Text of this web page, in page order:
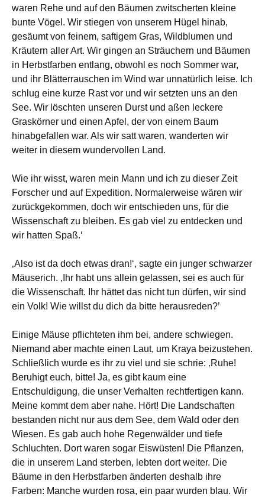
waren Rehe und auf den Bäumen zwitscherten kleine
bunte Vögel. Wir stiegen von unserem Hügel hinab,
gesäumt von feinem, saftigem Gras, Wildblumen und
Kräutern aller Art. Wir gingen an Sträuchern und Bäumen
in Herbstfarben entlang, obwohl es noch Sommer war,
und ihr Blätterrauschen im Wind war unnatürlich leise. Ich
schlug eine kurze Rast vor und wir setzten uns an den
See. Wir löschten unseren Durst und aßen leckere
Graskörner und einen Apfel, der von einem Baum
hinabgefallen war. Als wir satt waren, wanderten wir
weiter in diesem wundervollen Land.
Wie ihr wisst, waren mein Mann und ich zu dieser Zeit
Forscher und auf Expedition. Normalerweise wären wir
zurückgekommen, doch wir entschieden uns, für die
Wissenschaft zu bleiben. Es gab viel zu entdecken und
wir hatten Spaß.‘
‚Also ist da doch etwas dran!‘, sagte ein junger schwarzer
Mäuserich. ‚Ihr habt uns allein gelassen, sei es auch für
die Wissenschaft. Ihr hättet das nicht tun dürfen, wir sind
ein Volk! Wie willst du dich da bitte herausreden?’
Einige Mäuse pflichteten ihm bei, andere schwiegen.
Niemand aber machte einen Laut, um Kraya beizustehen.
Schließlich wurde es ihr zu viel und sie schrie: ‚Ruhe!
Beruhigt euch, bitte! Ja, es gibt kaum eine
Entschuldigung, die unser Verhalten rechtfertigen kann.
Meine kommt dem aber nahe. Hört! Die Landschaften
bestanden nicht nur aus dem See, dem Wald oder den
Wiesen. Es gab auch hohe Regenwälder und tiefe
Schluchten. Dort waren sogar Eiswüsten! Die Pflanzen,
die in unserem Land sterben, lebten dort weiter. Die
Bäume in den Herbstfarben änderten deshalb ihre
Farben: Manche wurden rosa, ein paar wurden blau. Wir